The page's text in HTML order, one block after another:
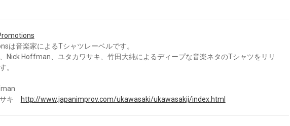
は音楽家によるTシャツレーベルです。
Nick Hoffman、ユタカワサキ、竹田大純によるディープな音楽ネタのTシャツをリリ
。
サキ
http://www.japanimprov.com/ukawasaki/ukawasakij/index.html